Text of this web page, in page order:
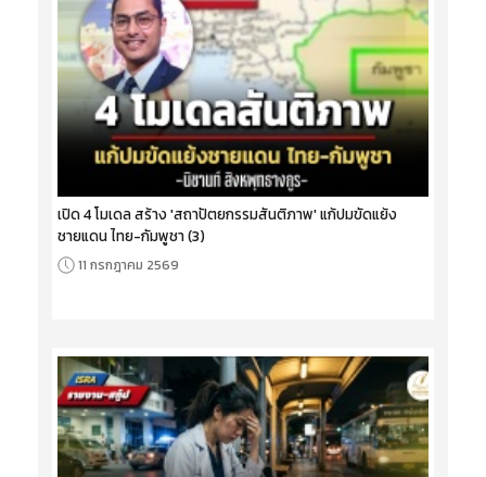
เปิด 4 โมเดล สร้าง 'สถาปัตยกรรมสันติภาพ' แก้ปมขัดแย้ง
ชายแดน ไทย-กัมพูชา (3)
11 กรกฎาคม 2569